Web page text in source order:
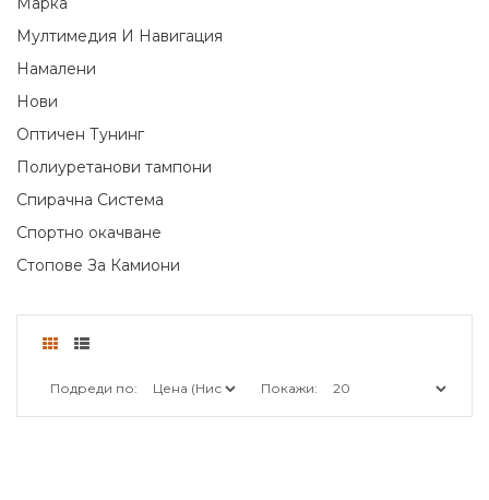
Мултимедия И Навигация
Намалени
Нови
Оптичен Тунинг
Полиуретанови тампони
Спирачна Система
Спортно окачване
Стопове За Камиони
Подреди по: Покажи: